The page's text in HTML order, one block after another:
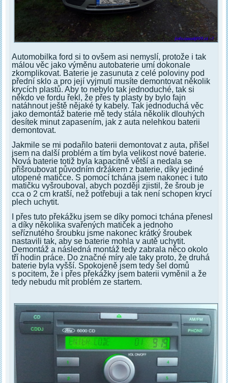
Automobilka ford si to ovšem asi nemyslí, protože i tak
málou věc jako výměnu autobaterie umí dokonale
zkomplikovat. Baterie je zasunuta z celé poloviny pod
přední sklo a pro její vyjmutí musíte demontovat několik
krycích plastů. Aby to nebylo tak jednoduché, tak si
někdo ve fordu řekl, že přes ty plasty by bylo fajn
natáhnout ještě nějaké ty kabely. Tak jednoduchá věc
jako demontáž baterie mě tedy stála několik dlouhých
desítek minut zapasením, jak z auta nelehkou baterii
demontovat.
Jakmile se mi podařilo baterii demontovat z auta, přišel
jsem na další problém a tím byla velikost nové baterie.
Nová baterie totiž byla kapacitně větší a nedala se
přišroubovat původním držákem z baterie, díky jediné
utopené matičce. S pomocí tchána jsem nakonec i tuto
matičku vyšrouboval, abych později zjistil, že šroub je
cca o 2 cm kratší, než potřebuji a tak není schopen krycí
plech uchytit.
I přes tuto překážku jsem se díky pomoci tchána přenesl
a díky několika svařených matiček a jednoho
seříznutého šroubku jsme nakonec krátký šroubek
nastavili tak, aby se baterie mohla v autě uchytit.
Demontáž a následná montáž tedy zabrala něco okolo
tří hodin práce. Do značné míry ale taky proto, že druhá
baterie byla vyšší. Spokojeně jsem tedy šel domů
s pocitem, že i přes překážky jsem baterii vyměnil a že
tedy nebudu mít problém ze startem.